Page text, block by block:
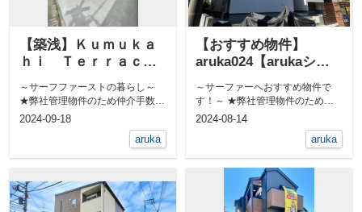
【築浅】Ｋｕｍｕｋａ
ｈｉ Ｔｅｒｒａｃｅ
～サーフファーストの暮らし～
★弊社管理物件のため仲介手数料
無料★ 屋外シャワーあります...
2024-09-18
aruka
【おすすめ物件】
aruka024【arukaシリ
～サーファーへおすすめ物件で
す！～ ★弊社管理物件のため仲
2024-08-14
aruka